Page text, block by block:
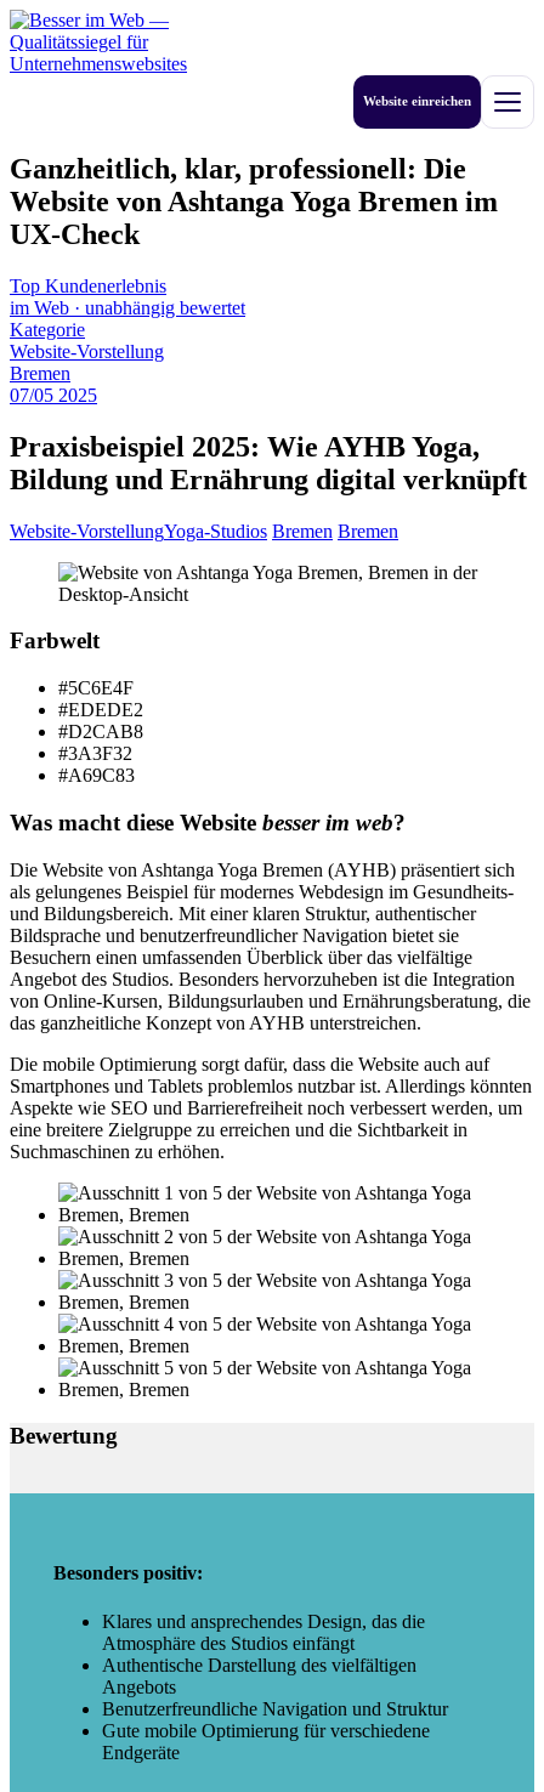
Zum
Inhalt
springen
Website einreichen Menü
Ganzheitlich, klar, professionell: Die
Website von Ashtanga Yoga Bremen im
UX-Check
Top Kundenerlebnis
im Web · unabhängig bewertet
Kategorie
Website-Vorstellung
Bremen
07/05 2025
Praxisbeispiel 2025: Wie AYHB Yoga,
Bildung und Ernährung digital verknüpft
Website-VorstellungYoga-Studios Bremen Bremen
Farbwelt
#5C6E4F
#EDEDE2
#D2CAB8
#3A3F32
#A69C83
Was macht diese Website besser im web?
Die Website von Ashtanga Yoga Bremen (AYHB) präsentiert sich
als gelungenes Beispiel für modernes Webdesign im Gesundheits-
und Bildungsbereich. Mit einer klaren Struktur, authentischer
Bildsprache und benutzerfreundlicher Navigation bietet sie
Besuchern einen umfassenden Überblick über das vielfältige
Angebot des Studios. Besonders hervorzuheben ist die Integration
von Online-Kursen, Bildungsurlauben und Ernährungsberatung, die
das ganzheitliche Konzept von AYHB unterstreichen.
Die mobile Optimierung sorgt dafür, dass die Website auch auf
Smartphones und Tablets problemlos nutzbar ist. Allerdings könnten
Aspekte wie SEO und Barrierefreiheit noch verbessert werden, um
eine breitere Zielgruppe zu erreichen und die Sichtbarkeit in
Suchmaschinen zu erhöhen.
Bewertung
Besonders positiv:
Klares und ansprechendes Design, das die
Atmosphäre des Studios einfängt
Authentische Darstellung des vielfältigen
Angebots
Benutzerfreundliche Navigation und Struktur
Gute mobile Optimierung für verschiedene
Endgeräte